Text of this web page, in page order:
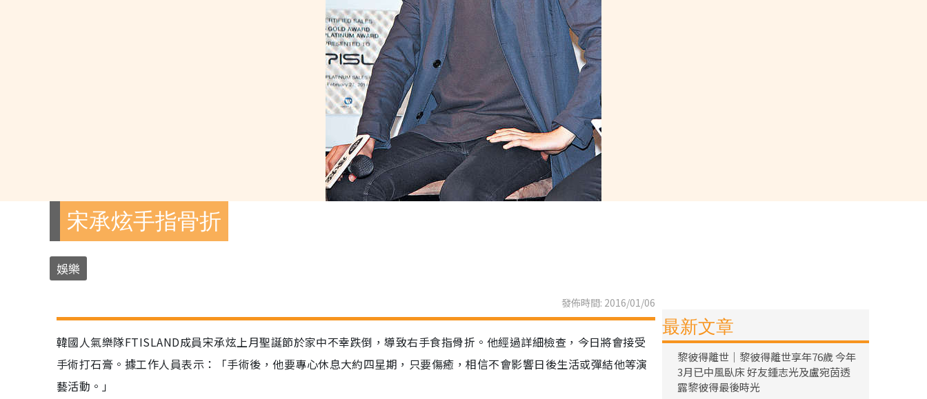
宋承炫手指骨折
娛樂
發佈時間: 2016/01/06
韓國人氣樂隊FTISLAND成員宋承炫上月聖誕節於家中不幸跌倒，導致右手食指骨折。他經過詳細檢查，今日將會接受
手術打石膏。據工作人員表示：「手術後，他要專心休息大約四星期，只要傷癒，相信不會影響日後生活或彈結他等演
藝活動。」
最新文章
黎彼得離世｜黎彼得離世享年76歲 今年
3月已中風臥床 好友鍾志光及盧宛茵透
露黎彼得最後時光